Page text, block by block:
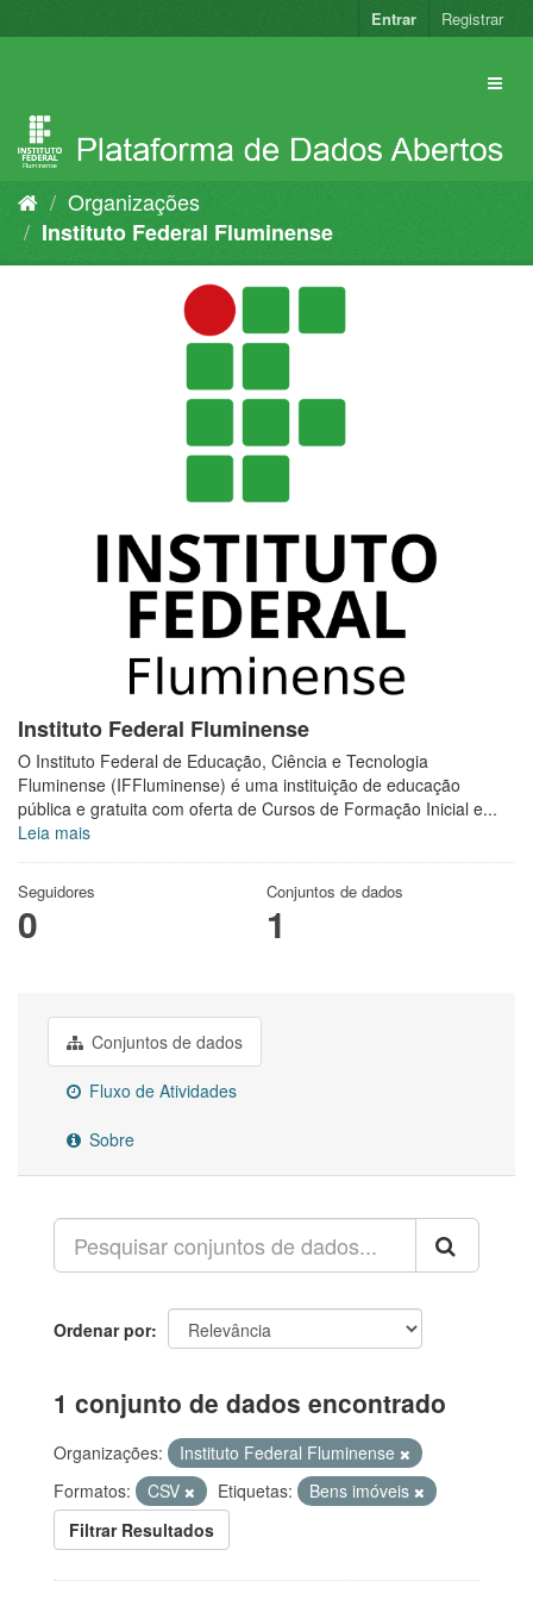
para
Entrar Registrar
Organizações
Instituto Federal Fluminense
Instituto Federal Fluminense
O Instituto Federal de Educação, Ciência e Tecnologia
Fluminense (IFFluminense) é uma instituição de educação
pública e gratuita com oferta de Cursos de Formação Inicial e...
Leia mais
Seguidores
0
Conjuntos de dados
1
Conjuntos de dados
Fluxo de Atividades
Sobre
Ordenar por
1 conjunto de dados encontrado
Organizações:
Instituto Federal Fluminense
Formatos:
CSV Etiquetas:
Bens imóveis
Filtrar Resultados